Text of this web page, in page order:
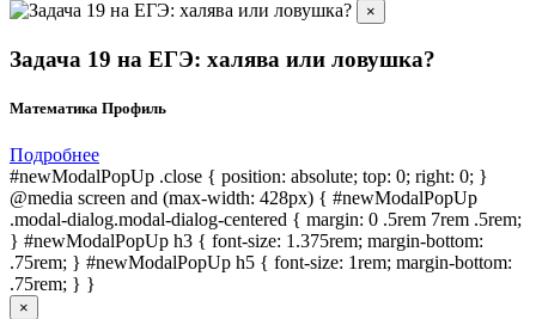
×
Задача 19 на ЕГЭ: халява или ловушка?
Математика Профиль
Подробнее
#newModalPopUp .close { position: absolute; top: 0; right: 0; }
@media screen and (max-width: 428px) { #newModalPopUp
.modal-dialog.modal-dialog-centered { margin: 0 .5rem 7rem .5rem;
} #newModalPopUp h3 { font-size: 1.375rem; margin-bottom:
.75rem; } #newModalPopUp h5 { font-size: 1rem; margin-bottom:
.75rem; } }
×